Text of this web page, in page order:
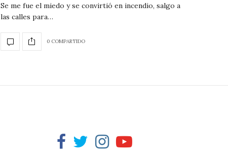
Se me fue el miedo y se convirtió en incendio, salgo a
las calles para…
0 COMPARTIDO